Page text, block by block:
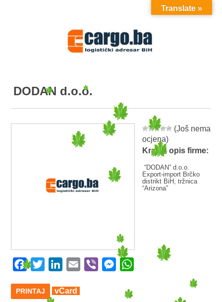
MENU
DODAN d.o.o.
(Još nema
ocjena)
Kratak opis firme:
“DODAN” d.o.o.
Export-import Brčko
distrikt BiH, tržnica
“Arizona”
Facebook
Twitter LinkedIn
Email Viber MessengerWhatsApp
PRINTAJ vCard
Translate »